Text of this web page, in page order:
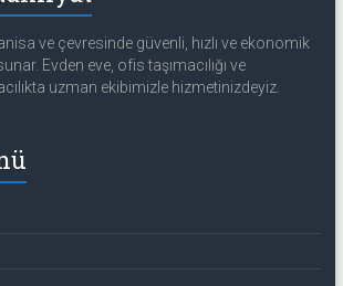
ve çevresinde güvenli, hızlı ve ekonomik
Evden eve, ofis taşımacılığı ve
uzman ekibimizle hizmetinizdeyiz.